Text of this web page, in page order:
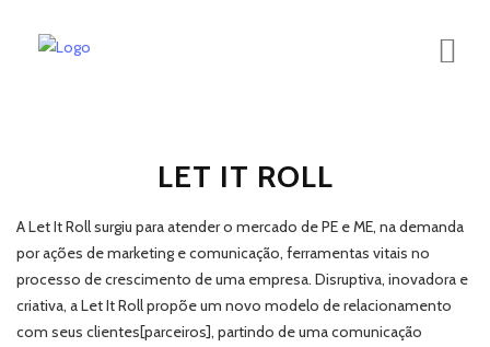
LET IT ROLL
A Let It Roll surgiu para atender o mercado de PE e ME, na demanda
por ações de marketing e comunicação, ferramentas vitais no
processo de crescimento de uma empresa. Disruptiva, inovadora e
criativa, a Let It Roll propõe um novo modelo de relacionamento
com seus clientes[parceiros], partindo de uma comunicação